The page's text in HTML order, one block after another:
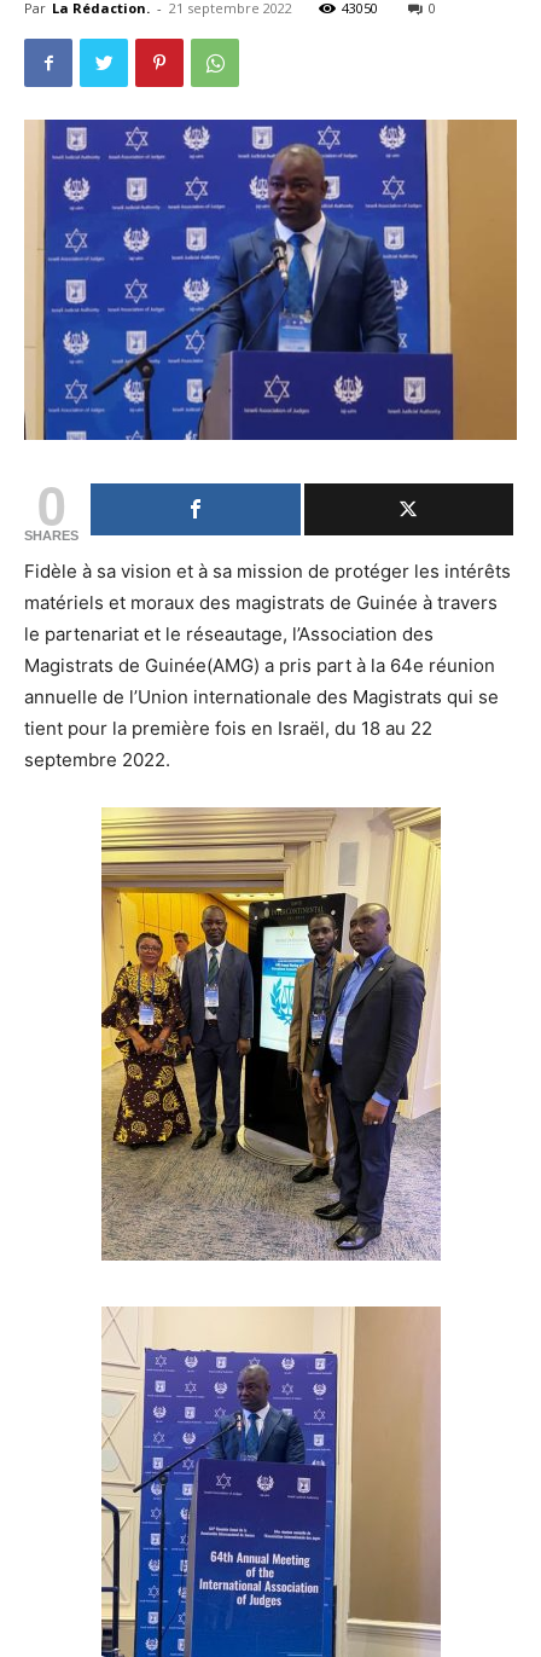
Par La Rédaction. - 21 septembre 2022 43050 0
0
SHARES
Fidèle à sa vision et à sa mission de protéger les intérêts
matériels et moraux des magistrats de Guinée à travers
le partenariat et le réseautage, l’Association des
Magistrats de Guinée(AMG) a pris part à la 64e réunion
annuelle de l’Union internationale des Magistrats qui se
tient pour la première fois en Israël, du 18 au 22
septembre 2022.